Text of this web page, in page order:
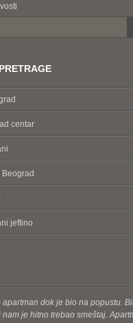
centar
jeftino
apartman dok je bio na popustu.
je hitno trebao smeštaj.